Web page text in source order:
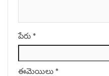
పేరు *
ఈమెయిలు *